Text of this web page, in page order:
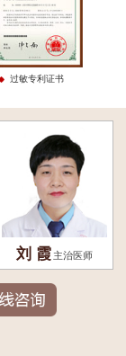
过敏专利证书
刘 霞 主治医师